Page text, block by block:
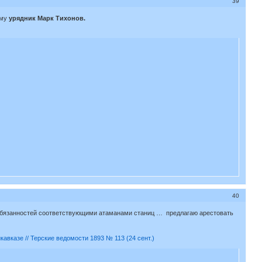
урядник Марк Тихонов.
40
соответствующими атаманами станиц … предлагаю арестовать
// Терские ведомости 1893 № 113 (24 сент.)